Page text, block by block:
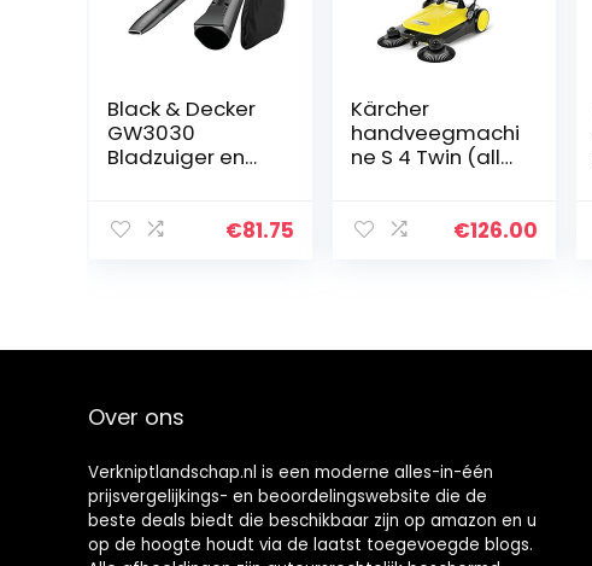
Black & Decker
GW3030
Bladzuiger en
50 L ppvangzak
€81.75
Kärcher
handveegmachi
ne S 4 Twin (all-
20 l, 2 zijborstels,
€126.00
Over ons
Verkniptlandschap.nl is een moderne alles-in-één
prijsvergelijkings- en beoordelingswebsite die de
beste deals biedt die beschikbaar zijn op amazon en u
op de hoogte houdt via de laatst toegevoegde blogs.